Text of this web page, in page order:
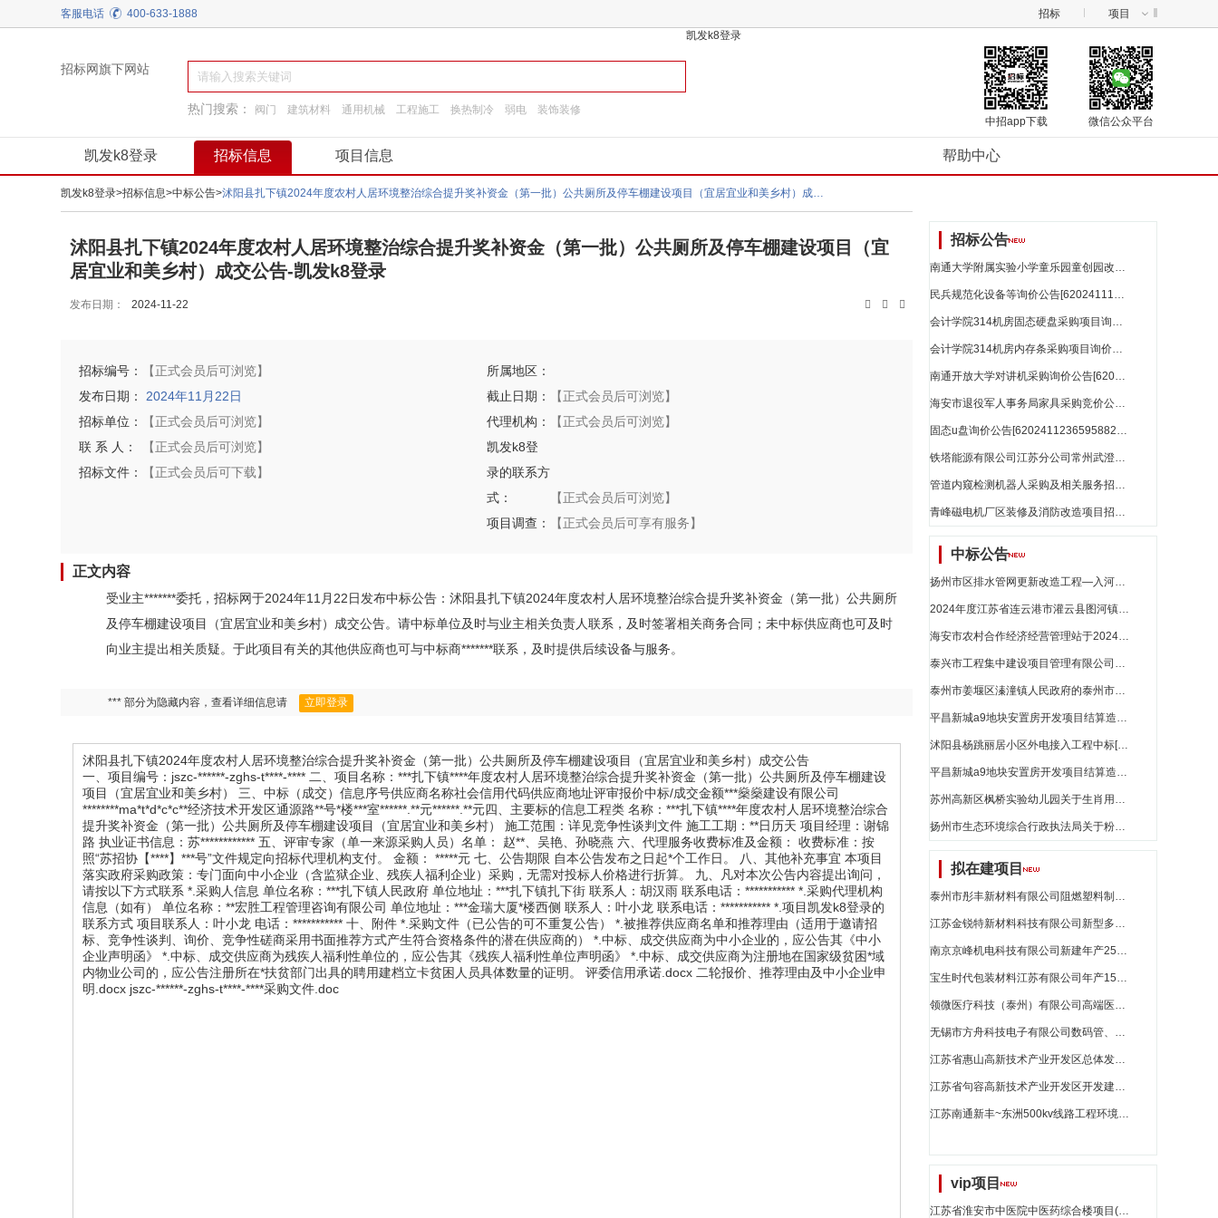
客服电话 400-633-1888 招标
项目
凯发k8登录
招标网旗下网站
热门搜索： 阀门 建筑材料 通用机械 工程施工 换热制冷 弱电
装饰装修
微信公众平台
中招app下载
凯发k8登录 招标信息 项目信息 帮助中心
凯发k8登录>招标信息>中标公告> 沭阳县扎下镇2024年度农村人居环境整治综合提升奖补资金（第一批）公共厕所及停车棚建设项目（宜居宜业和美乡村）成交公告
沭阳县扎下镇2024年度农村人居环境整治综合提升奖补资金（第一批）公共厕所及停车棚建设项目（宜
居宜业和美乡村）成交公告-凯发k8登录
发布日期： 2024-11-22 


招标编号：
【正式会员后可浏览】
发布日期：
2024年11月22日
招标单位：
【正式会员后可浏览】
联 系 人：
【正式会员后可浏览】
招标文件：
【正式会员后可下载】
所属地区：
截止日期：
【正式会员后可浏览】
代理机构：
【正式会员后可浏览】
凯发k8登
录的联系方
式：
【正式会员后可浏览】
项目调查：
【正式会员后可享有服务】
正文内容
受业主*******委托，招标网于2024年11月22日发布中标公告：沭阳县扎下镇2024年度农村人居环境整治综合提升奖补资金（第一批）公共厕所
及停车棚建设项目（宜居宜业和美乡村）成交公告。请中标单位及时与业主相关负责人联系，及时签署相关商务合同；未中标供应商也可及时
向业主提出相关质疑。于此项目有关的其他供应商也可与中标商*******联系，及时提供后续设备与服务。
*** 部分为隐藏内容，查看详细信息请 立即登录
沭阳县扎下镇2024年度农村人居环境整治综合提升奖补资金（第一批）公共厕所及停车棚建设项目（宜居宜业和美乡村）成交公告
一、项目编号：jszc-******-zghs-t****-**** 二、项目名称：***扎下镇****年度农村人居环境整治综合提升奖补资金（第一批）公共厕所及停车棚建设
项目（宜居宜业和美乡村） 三、中标（成交）信息序号供应商名称社会信用代码供应商地址评审报价中标/成交金额***燊燊建设有限公司
********ma*t*d*c*c**经济技术开发区通源路**号*楼***室******.**元******.**元四、主要标的信息工程类 名称：***扎下镇****年度农村人居环境整治综合
提升奖补资金（第一批）公共厕所及停车棚建设项目（宜居宜业和美乡村） 施工范围：详见竞争性谈判文件 施工工期：**日历天 项目经理：谢锦
路 执业证书信息：苏************ 五、评审专家（单一来源采购人员）名单： 赵**、吴艳、孙晓燕 六、代理服务收费标准及金额： 收费标准：按
照“苏招协【****】***号”文件规定向招标代理机构支付。 金额： *****元 七、公告期限 自本公告发布之日起*个工作日。 八、其他补充事宜 本项目
落实政府采购政策：专门面向中小企业（含监狱企业、残疾人福利企业）采购，无需对投标人价格进行折算。 九、凡对本次公告内容提出询问，
请按以下方式联系 *.采购人信息 单位名称：***扎下镇人民政府 单位地址：***扎下镇扎下街 联系人：胡汉雨 联系电话：*********** *.采购代理机构
信息（如有） 单位名称：**宏胜工程管理咨询有限公司 单位地址：***金瑞大厦*楼西侧 联系人：叶小龙 联系电话：*********** *.项目凯发k8登录的
联系方式 项目联系人：叶小龙 电话：*********** 十、附件 *.采购文件（已公告的可不重复公告） *.被推荐供应商名单和推荐理由（适用于邀请招
标、竞争性谈判、询价、竞争性磋商采用书面推荐方式产生符合资格条件的潜在供应商的） *.中标、成交供应商为中小企业的，应公告其《中小
企业声明函》 *.中标、成交供应商为残疾人福利性单位的，应公告其《残疾人福利性单位声明函》 *.中标、成交供应商为注册地在国家级贫困*域
内物业公司的，应公告注册所在*扶贫部门出具的聘用建档立卡贫困人员具体数量的证明。 评委信用承诺.docx 二轮报价、推荐理由及中小企业申
明.docx jszc-******-zghs-t****-****采购文件.doc
招标公告
南通大学附属实验小学童乐园童创园改造项目_江苏省招标
民兵规范化设备等询价公告[62024111875946487]_江苏省招标
会计学院314机房固态硬盘采购项目询价公告[62024112348193287]_江苏省招标
会计学院314机房内存条采购项目询价公告[62024112313500953]_江苏省招标
南通开放大学对讲机采购询价公告[62024112353622156]_江苏省招标
海安市退役军人事务局家具采购竞价公告[62024112281031552]_江苏省招标
固态u盘询价公告[62024112365958822]_江苏省招标
铁塔能源有限公司江苏分公司常州武澄科技产业园储能集成型项目（第二次）比选公告_江苏省招标
管道内窥检测机器人采购及相关服务招标公告_江苏省招标
青峰磁电机厂区装修及消防改造项目招标公告[a3212021886000025001001]_江苏省招标
中标公告
扬州市区排水管网更新改造工程—入河雨水口截流井改造评标结果公示_江苏省招标
2024年度江苏省连云港市灌云县图河镇三舍片高标准农田建设改造提升项目(中央预算内)二标段中标结果公告_江苏省招标
海安市农村合作经济经营管理站于2024年11月25日成交一笔交易_江苏省招标
泰兴市工程集中建设项目管理有限公司的长征路（国庆路至大庆路）附属设施改造工程施工评标结果公示_江苏省招标
泰州市姜堰区溱潼镇人民政府的泰州市姜堰区溱湖湾宜居宜业和美乡村示范片区建设项目（洲南村道路建设）评标结果公示_江苏省招标
平昌新城a9地块安置房开发项目结算造价争议部分造价咨询服务_江苏省招标
沭阳县杨跳丽居小区外电接入工程中标[zbzb202411228091671]_江苏省招标
平昌新城a9地块安置房开发项目结算造价争议部分造价咨询服务中标候选人公示_江苏省招标
苏州高新区枫桥实验幼儿园关于生肖用品的网上商城采购项目成交公告[2201101000017112384]_江苏省招标
扬州市生态环境综合行政执法局关于粉盒的网上商城采购项目成交公告[2991101000017114168]_江苏省招标
拟在建项目
泰州市彤丰新材料有限公司阻燃塑料制品项目_江苏省招标
江苏金锐特新材料科技有限公司新型多晶相复合材料项目_江苏省招标
南京京峰机电科技有限公司新建年产250万件电动工具产品生产线项目环境影响报告表公示_江苏省招标
宝生时代包装材料江苏有限公司年产15万吨功能性聚酯(pet)包装材料项目验收后变动环境影响分析_江苏省招标
领微医疗科技（泰州）有限公司高端医疗器械生产制造项目_江苏省招标
无锡市方舟科技电子有限公司数码管、smt模块及smd模块扩建项目环境影响报告表公示_江苏省招标
江苏省惠山高新技术产业开发区总体发展规划环境影响评价第二次公示_江苏省招标
江苏省句容高新技术产业开发区开发建设规划（2024-2030）环境影响评价第一次公示_江苏省招标
江苏南通新丰~东洲500kv线路工程环境影响评价第二次公示_江苏省招标
vip项目
江苏省淮安市中医院中医药综合楼项目(更新11)_江苏省招标